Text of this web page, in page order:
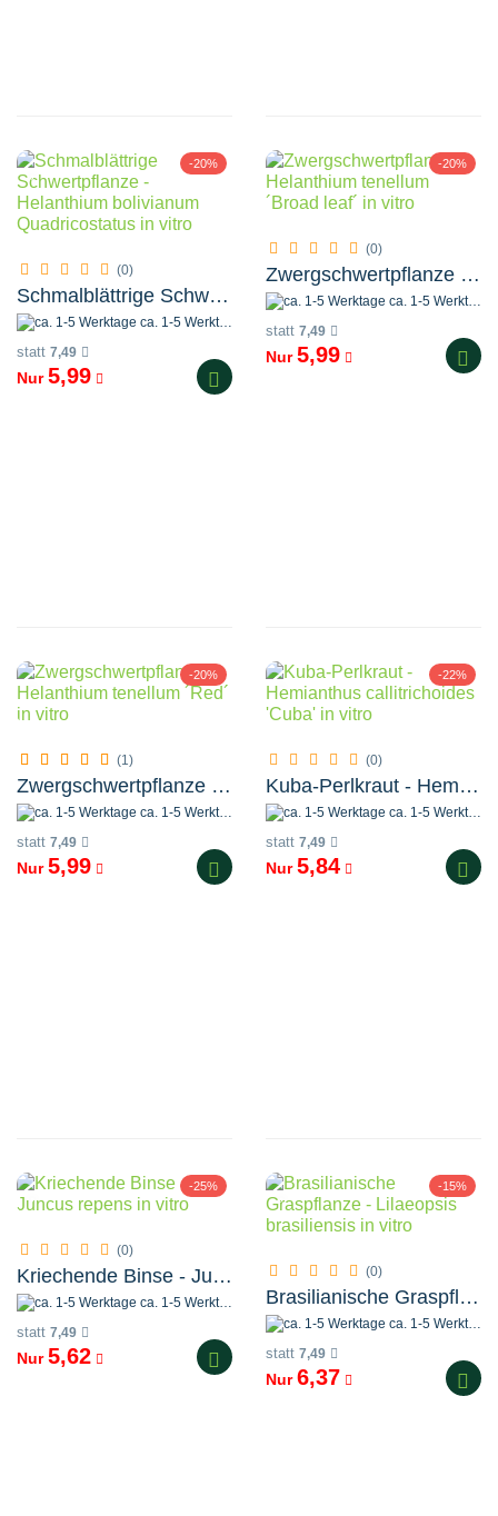
-20%
(0)
Schmalblättrige Schwertpflanze - Helanthium bolivianum Quadricostatus in vitro
ca. 1-5 Werktage
statt 7,49
Nur5,99
-20%
(0)
Zwergschwertpflanze - Helanthium tenellum ´Broad leaf´ in vitro
ca. 1-5 Werktage
statt 7,49
Nur5,99
-20%
(1)
Zwergschwertpflanze - Helanthium tenellum ´Red´ in vitro
ca. 1-5 Werktage
statt 7,49
Nur5,99
-22%
(0)
Kuba-Perlkraut - Hemianthus callitrichoides 'Cuba' in vitro
ca. 1-5 Werktage
statt 7,49
Nur5,84
-25%
(0)
Kriechende Binse - Juncus repens in vitro
ca. 1-5 Werktage
statt 7,49
Nur5,62
-15%
(0)
Brasilianische Graspflanze - Lilaeopsis brasiliensis in vitro
ca. 1-5 Werktage
statt 7,49
Nur6,37